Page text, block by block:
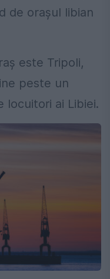
de orașul libian
este Tripoli,
peste un
locuitori ai Libiei.